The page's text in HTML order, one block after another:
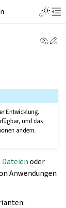
Entwicklung.
und das
ändern.
Dateienoder
Anwendungen